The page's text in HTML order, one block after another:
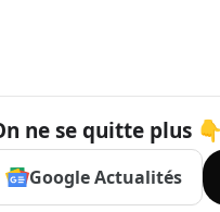
ne se quitte plus 👇
Google Actualités